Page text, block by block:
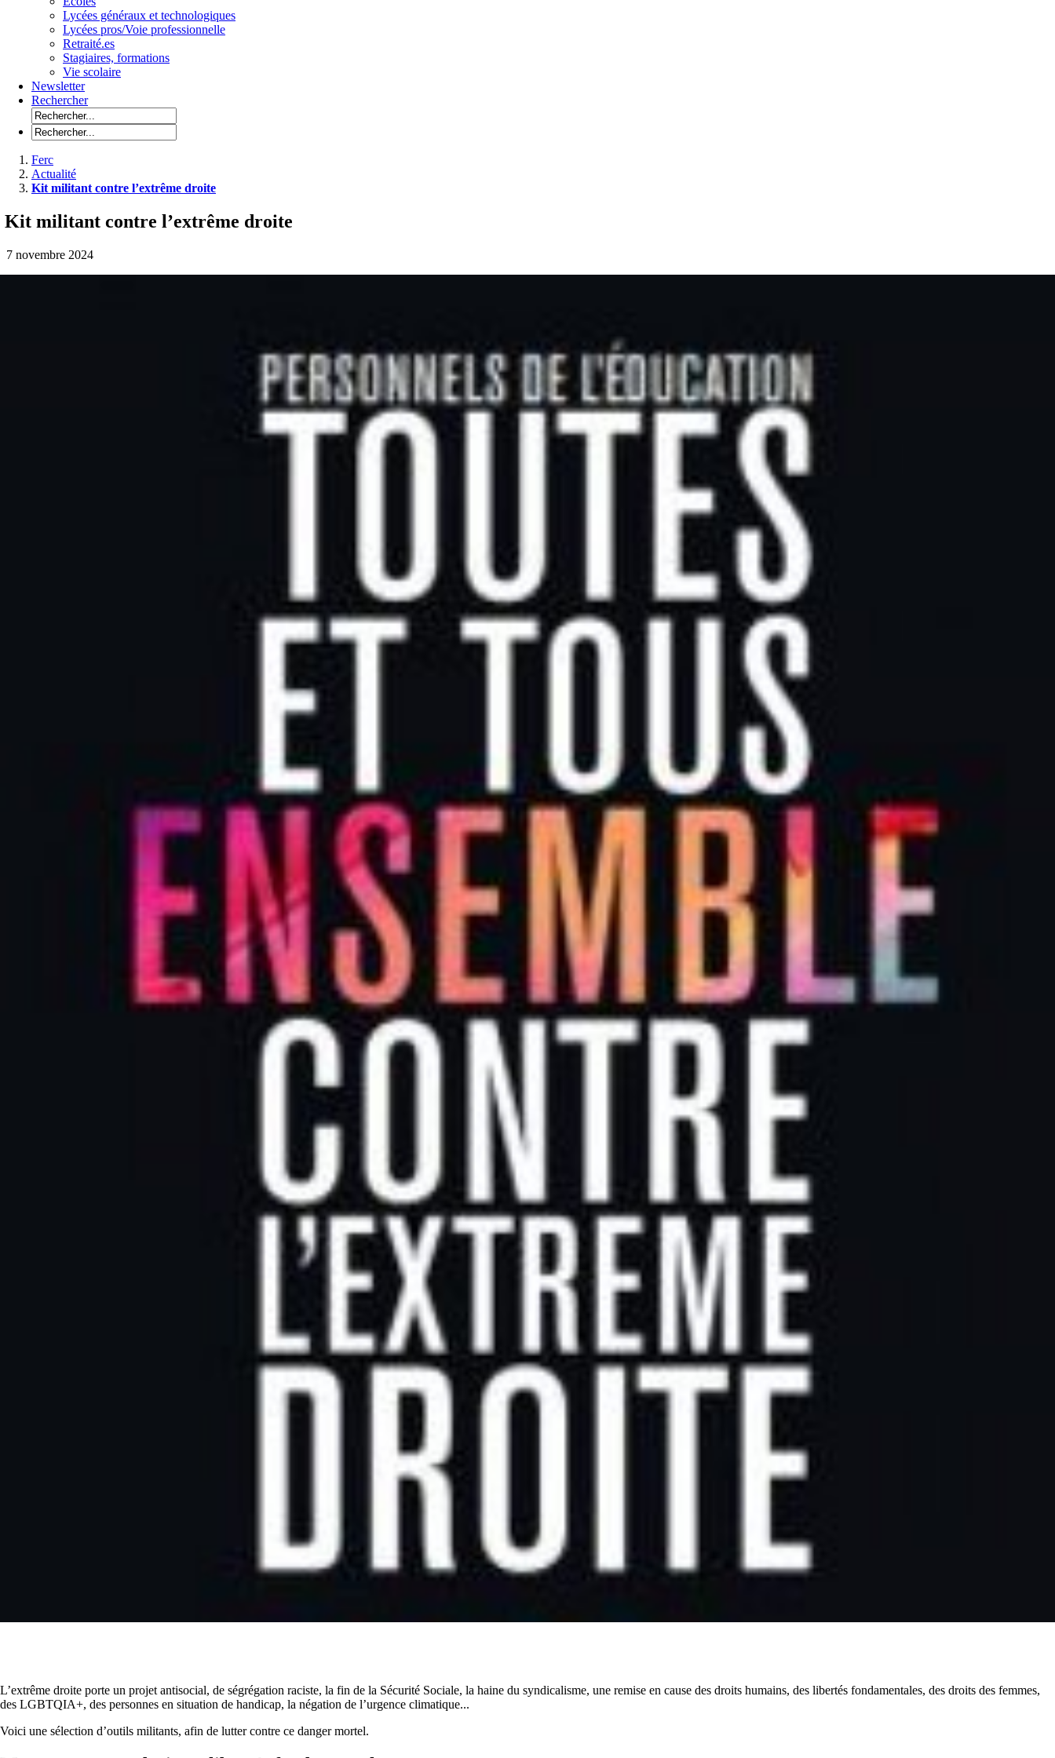
Lycées généraux et technologiques
Lycées pros/Voie professionnelle
Retraité.es
Stagiaires, formations
Vie scolaire
Newsletter
Rechercher
Ferc
Actualité
Kit militant contre l’extrême droite
Kit militant contre l’extrême droite
7 novembre 2024
L’extrême droite porte un projet antisocial, de ségrégation raciste, la fin de la Sécurité Sociale, la haine du syndicalisme, une remise en cause des droits humains, des libertés fondamentales, des droits des femmes,
des LGBTQIA+, des personnes en situation de handicap, la négation de l’urgence climatique...
Voici une sélection d’outils militants, afin de lutter contre ce danger mortel.